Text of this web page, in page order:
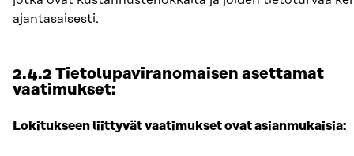
ajantasaisesti.
2.4.2 Tietolupaviranomaisen asettamat
vaatimukset:
Lokitukseen liittyvät vaatimukset ovat asianmukaisia: